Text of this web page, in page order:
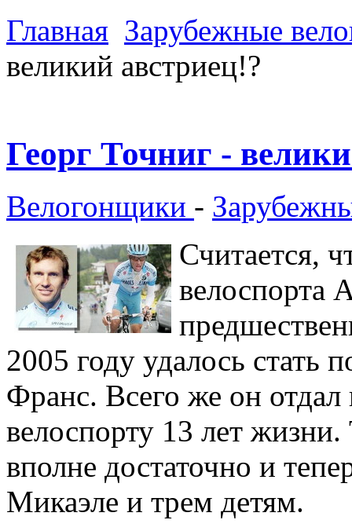
Главная Зарубежные
великий австриец!?
Георг Точниг -
Велогонщики -
Считается,
велоспорта
2005 году удалось стать
Франс. Всего же он
велоспорту 13 лет жизни.
вполне достаточно и
Микаэле и трем детям.